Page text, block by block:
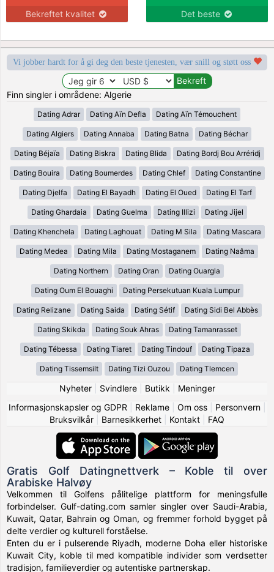
Bekreftet kvalitet Det beste
Vi jobber hardt for å gi deg den beste tjenesten, vær snill og støtt oss
Finn singler i områdene: Algerie
Dating Adrar Dating Aïn Defla Dating Aïn Témouchent
Dating Algiers Dating Annaba Dating Batna Dating Béchar
Dating Béjaïa Dating Biskra Dating Blida Dating Bordj Bou Arréridj
Dating Bouira Dating Boumerdes Dating Chlef Dating Constantine
Dating Djelfa Dating El Bayadh Dating El Oued Dating El Tarf
Dating Ghardaia Dating Guelma Dating Illizi Dating Jijel
Dating Khenchela Dating Laghouat Dating M Sila Dating Mascara
Dating Medea Dating Mila Dating Mostaganem Dating Naâma
Dating Northern Dating Oran Dating Ouargla
Dating Oum El Bouaghi Dating Persekutuan Kuala Lumpur
Dating Relizane Dating Saida Dating Sétif Dating Sidi Bel Abbès
Dating Skikda Dating Souk Ahras Dating Tamanrasset
Dating Tébessa Dating Tiaret Dating Tindouf Dating Tipaza
Dating Tissemsilt Dating Tizi Ouzou Dating Tlemcen
Nyheter| Svindlere| Butikk
Meninger
Informasjonskapsler og GDPR
Reklame| Om oss| Personvern|
Bruksvilkår
Barnesikkerhet Kontakt FAQ
Gratis Golf Datingnettverk – Koble til over
Arabiske Halvøy
Velkommen til Golfens pålitelige plattform for meningsfulle
forbindelser. Gulf-dating.com samler singler over Saudi-Arabia,
Kuwait, Qatar, Bahrain og Oman, og fremmer forhold bygget på
delte verdier og kulturell forståelse.
Enten du er i pulserende Riyadh, moderne Doha eller historiske
Kuwait City, koble til med kompatible individer som verdsetter
tradisjon, familieverdier og autentiske partnerskap.